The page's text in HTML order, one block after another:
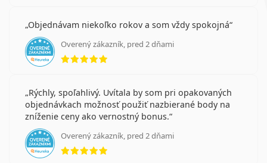
Objednávam niekoľko rokov a som vždy spokojná
Overený zákazník, pred 2 dňami
hodnotenie 5 z 5
Rýchly, spoľahlivý. Uvítala by som pri opakovaných
objednávkach možnosť použiť nazbierané body na
zníženie ceny ako vernostný bonus.
Overený zákazník, pred 2 dňami
hodnotenie 5 z 5